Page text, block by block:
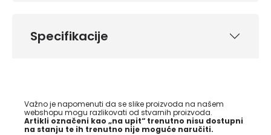
Specifikacije
Važno je napomenuti da se slike proizvoda na našem
webshopu mogu razlikovati od stvarnih proizvoda.
Artikli označeni kao „na upit“ trenutno nisu dostupni
na stanju te ih trenutno nije moguće naručiti.